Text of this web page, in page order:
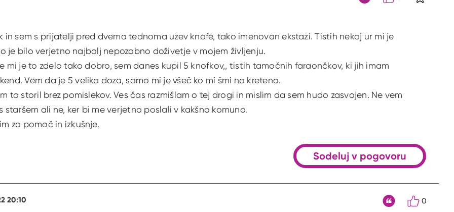
sem s prijatelji pred dvema tednoma uzev knofe, tako imenovan ekstazi. Tistih nekaj ur mi je
je bilo verjetno najbolj nepozabno doživetje v mojem življenju.
mi je to zdelo tako dobro, sem danes kupil 5 knofkov,, tistih tamočnih faraončkov, ki jih imam
Vem da je 5 velika doza, samo mi je všeč ko mi šmi na kretena.
to storil brez pomislekov. Ves čas razmišlam o tej drogi in mislim da sem hudo zasvojen. Ne vem
staršem ali ne, ker bi me verjetno poslali v kakšno komuno.
za pomoč in izkušnje.
Sodeluj v pogovoru
20:10 0